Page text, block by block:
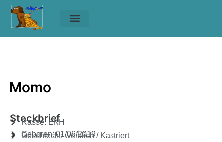
Momo
Steckbrief
Rasse: EKH
Geboren: 01/06/2019
Geschlecht: weiblich / Kastriert